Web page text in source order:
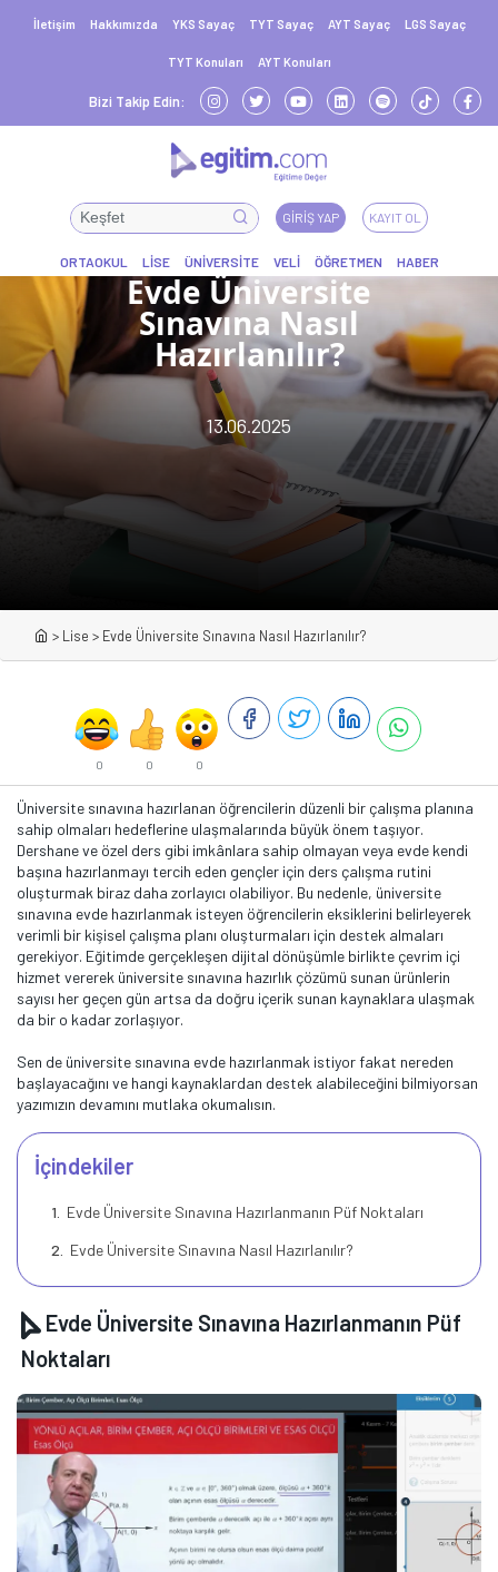
İletişim Hakkımızda YKS Sayaç TYT Sayaç AYT Sayaç LGS Sayaç
TYT Konuları AYT Konuları
Bizi Takip Edin:
GIRIŞ YAP KAYIT OL
Evde Üniversite
Sınavına Nasıl
Hazırlanılır?
13.06.2025
> Lise > Evde Üniversite Sınavına Nasıl Hazırlanılır?
0 0 0
Üniversite sınavına hazırlanan öğrencilerin düzenli bir çalışma planına
sahip olmaları hedeflerine ulaşmalarında büyük önem taşıyor.
Dershane ve özel ders gibi imkânlara sahip olmayan veya evde kendi
başına hazırlanmayı tercih eden gençler için ders çalışma rutini
oluşturmak biraz daha zorlayıcı olabiliyor. Bu nedenle, üniversite
sınavına evde hazırlanmak isteyen öğrencilerin eksiklerini belirleyerek
verimli bir kişisel çalışma planı oluşturmaları için destek almaları
gerekiyor. Eğitimde gerçekleşen dijital dönüşümle birlikte çevrim içi
hizmet vererek üniversite sınavına hazırlık çözümü sunan ürünlerin
sayısı her geçen gün artsa da doğru içerik sunan kaynaklara ulaşmak
da bir o kadar zorlaşıyor.
Sen de üniversite sınavına evde hazırlanmak istiyor fakat nereden
başlayacağını ve hangi kaynaklardan destek alabileceğini bilmiyorsan
yazımızın devamını mutlaka okumalısın.
İçindekiler
Evde Üniversite Sınavına Hazırlanmanın Püf Noktaları
Evde Üniversite Sınavına Nasıl Hazırlanılır?
Evde Üniversite Sınavına Hazırlanmanın Püf
Noktaları